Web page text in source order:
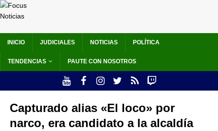
INICIO JUDICIALES NOTICIAS POLÍTICA
TENDENCIAS PAUTE CON NOSOTROS
Capturado alias «El loco» por
narco, era candidato a la alcaldía